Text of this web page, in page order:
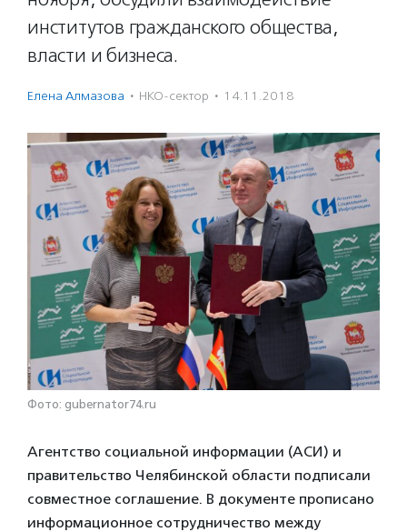
институтов гражданского общества,
власти и бизнеса.
Елена Алмазова · НКО-сектор · 14.11.2018
Фото: gubernator74.ru
Агентство социальной информации (АСИ) и
правительство Челябинской области подписали
совместное соглашение. В документе прописано
информационное сотрудничество между